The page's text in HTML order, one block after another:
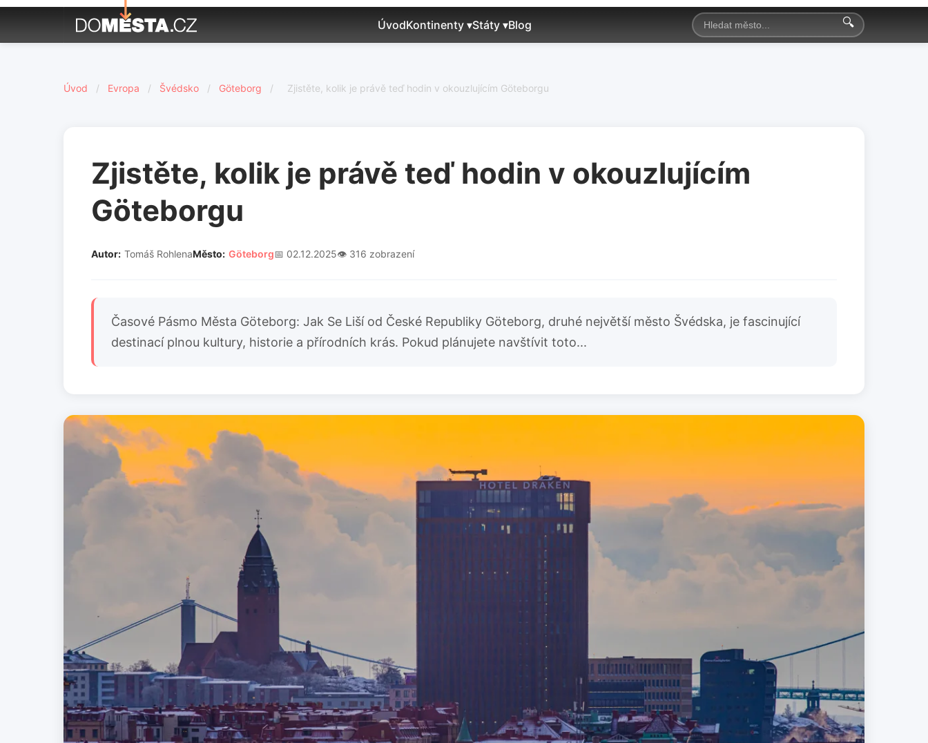
ÚvodKontinenty ▾Státy ▾Blog 🔍
Úvod / Evropa / Švédsko / Göteborg / Zjistěte, kolik je právě teď hodin v okouzlujícím Göteborgu
Zjistěte, kolik je právě teď hodin v okouzlujícím
Göteborgu
Autor: Tomáš RohlenaMěsto: Göteborg📅 02.12.2025👁️ 316 zobrazení
Časové Pásmo Města Göteborg: Jak Se Liší od České Republiky Göteborg, druhé největší město Švédska, je fascinující
destinací plnou kultury, historie a přírodních krás. Pokud plánujete navštívit toto...